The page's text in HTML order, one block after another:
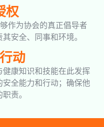
权
作为协会的真正倡导者
安全、同事和环境。
动
康知识和技能在此发挥
全能力和行动；确保他
责。